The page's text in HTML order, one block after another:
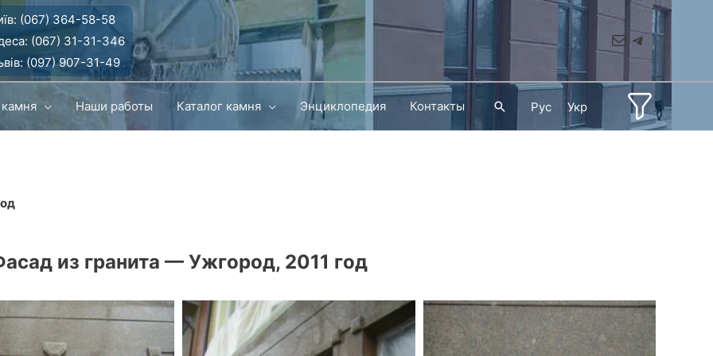
(067) 364-58-58
(067) 31-31-346
(097) 907-31-49
MailTelegram
Наши работы Каталог камня Энциклопедия Контакты ПоискРус Укр
из гранита — Ужгород, 2011 год